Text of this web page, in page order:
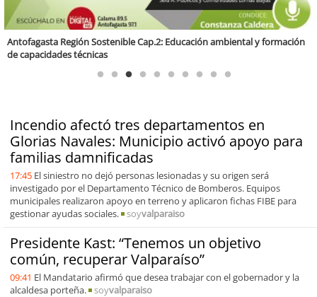
Valparaíso Región Sostenible Cap. 83: Calidad, ética y sostenibilidad
Incendio afectó tres departamentos en
Glorias Navales: Municipio activó apoyo para
familias damnificadas
17:45 El siniestro no dejó personas lesionadas y su origen será
investigado por el Departamento Técnico de Bomberos. Equipos
municipales realizaron apoyo en terreno y aplicaron fichas FIBE para
gestionar ayudas sociales.
soyvalparaiso
Presidente Kast: “Tenemos un objetivo
común, recuperar Valparaíso”
09:41 El Mandatario afirmó que desea trabajar con el gobernador y la
alcaldesa porteña.
soyvalparaiso